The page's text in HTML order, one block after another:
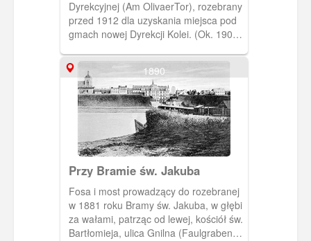
Dyrekcyjnej (Am OlivaerTor), rozebrany
przed 1912 dla uzyskania miejsca pod
gmach nowej Dyrekcji Kolei. (Ok. 1900)
1890
Przy Bramie św. Jakuba
Fosa i most prowadzący do rozebranej
w 1881 roku Bramy św. Jakuba, w głębi
za wałami, patrząc od lewej, kościół św.
Bartłomieja, ulica Gnilna (Faulgraben) i